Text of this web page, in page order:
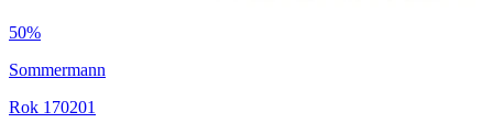
50%
Sommermann
Rok 170201